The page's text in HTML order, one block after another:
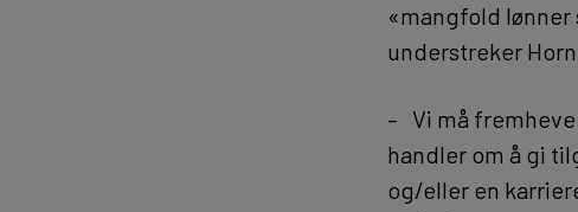
«mangfold lønner
understreker
– Vi må
handler om å gi
og/eller en